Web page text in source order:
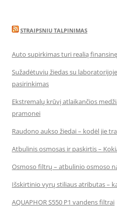
STRAIPSNIU TALPINIMAS
Auto supirkimas turi realią
Sužadėtuvių žiedas su
pasirinkimas
Ekstremalų krūvį atlaikančios
pramonei
Raudono aukso žiedai – kodėl jie
Atbulinis osmosas ir paskirtis –
Osmoso filtrų – atbulinio osmoso
Išskirtinio vyrų stiliaus atributas –
AQUAPHOR S550 P1 vandens filtrai